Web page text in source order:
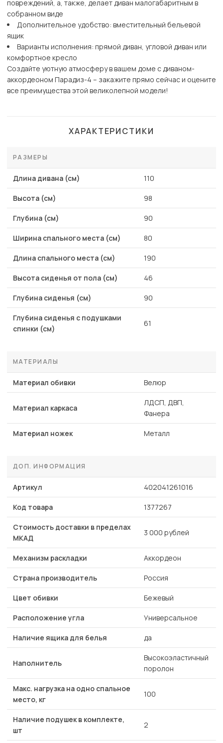
повреждений, а, также, делает диван малогабаритным в
собранном виде
Дополнительное удобство: вместительный бельевой
ящик
Варианты исполнения: прямой диван, угловой диван или
комфортное кресло
Создайте уютную атмосферу в вашем доме с диваном-
аккордеоном Парадиз-4 – закажите прямо сейчас и оцените
все преимущества этой великолепной модели!
ХАРАКТЕРИСТИКИ
РАЗМЕРЫ
Длина дивана (см) 110
Высота (см) 98
Глубина (см) 90
Ширина спального места (см) 80
Длина спального места (см) 190
Высота сиденья от пола (см) 46
Глубина сиденья (см) 90
Глубина сиденья с подушками
спинки (см)
61
МАТЕРИАЛЫ
Материал обивки Велюр
Материал каркаса
ЛДСП, ДВП,
Фанера
Материал ножек Металл
ДОП. ИНФОРМАЦИЯ
Артикул 402041261016
Код товара 1377267
Стоимость доставки в пределах
МКАД
3 000 рублей
Механизм раскладки Аккордеон
Страна производитель Россия
Цвет обивки Бежевый
Расположение угла Универсальное
Наличие ящика для белья да
Наполнитель
Высокоэластичный
поролон
Макс. нагрузка на одно спальное
место, кг
100
Наличие подушек в комплекте,
шт
2